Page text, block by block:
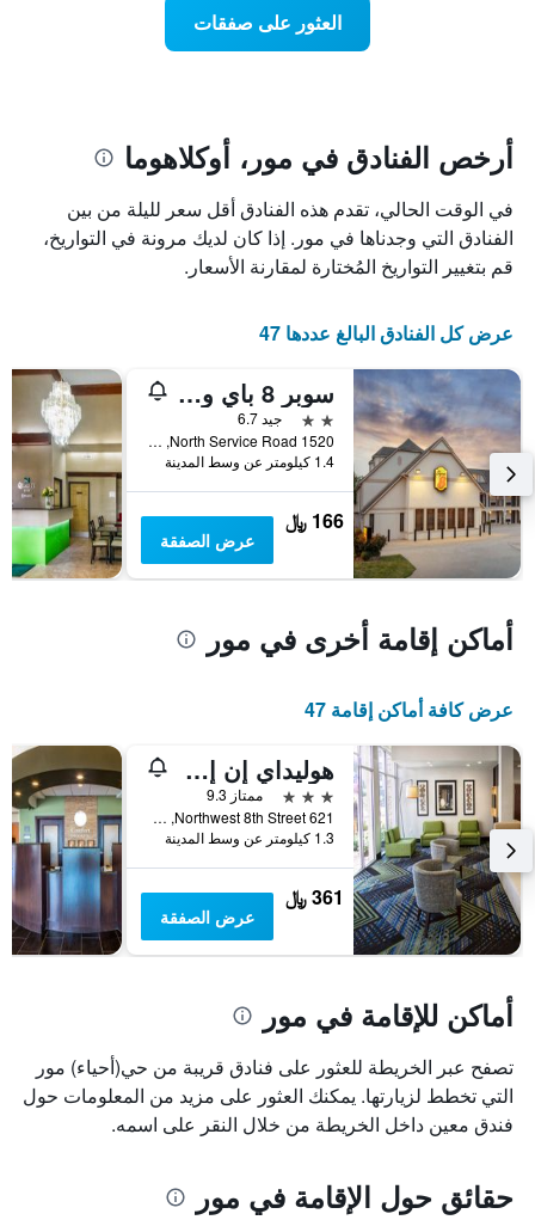
محور
الذي
يعرض
عدد
الأيام
الإقامة
يتضمن
المخطط
التالي
1
محور
Y
الذي
يعرض
متوسط
سعر
غرفة
العثور على صفقات
أرخص الفنادق في مور، أوكلاهوما
في الوقت الحالي، تقدم هذه الفنادق أقل سعر لليلة من بين
الفنادق التي وجدناها في مور. إذا كان لديك مرونة في التواريخ،
قم بتغيير التواريخ المُختارة لمقارنة الأسعار.
عرض كل الفنادق البالغ عددها 47
سوبر 8 باي ويندام سيتي أوف مور
2 نجمتين
جيد 6.7
1520 North Service Road, مور, OK, الولايات المتحدة الأميريكية
1.4 كيلومتر عن وسط المدينة
166 ﷼
عرض الصفقة
أماكن إقامة أخرى في مور
عرض كافة أماكن إقامة 47
هوليداي إن إكسبرس آند سويتس مور باي آيتش جي
3 نجوم
ممتاز 9.3
621 Northwest 8th Street, مور, OK, الولايات المتحدة الأميريكية
1.3 كيلومتر عن وسط المدينة
361 ﷼
عرض الصفقة
أماكن للإقامة في مور
تصفح عبر الخريطة للعثور على فنادق قريبة من حي(أحياء) مور
التي تخطط لزيارتها. يمكنك العثور على مزيد من المعلومات حول
فندق معين داخل الخريطة من خلال النقر على اسمه.
حقائق حول الإقامة في مور